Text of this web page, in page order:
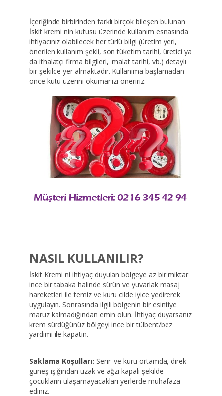
İçeriğinde birbirinden farklı birçok bileşen bulunan
İskit kremi nin kutusu üzerinde kullanım esnasında
ihtiyacınız olabilecek her türlü bilgi (üretim yeri,
önerilen kullanım şekli, son tüketim tarihi, üretici ya
da ithalatçı firma bilgileri, imalat tarihi, vb.) detaylı
bir şekilde yer almaktadır. Kullanıma başlamadan
önce kutu üzerini okumanızı öneririz.
NASIL KULLANILIR?
İskit Kremi ni ihtiyaç duyulan bölgeye az bir miktar
ince bir tabaka halinde sürün ve yuvarlak masaj
hareketleri ile temiz ve kuru cilde iyice yedirerek
uygulayın. Sonrasında ilgili bölgenin bir esintiye
maruz kalmadığından emin olun. İhtiyaç duyarsanız
krem sürdüğünüz bölgeyi ince bir tülbent/bez
yardımı ile kapatın.
Saklama Koşulları: Serin ve kuru ortamda, direk
güneş ışığından uzak ve ağzı kapalı şekilde
çocukların ulaşamayacakları yerlerde muhafaza
ediniz.